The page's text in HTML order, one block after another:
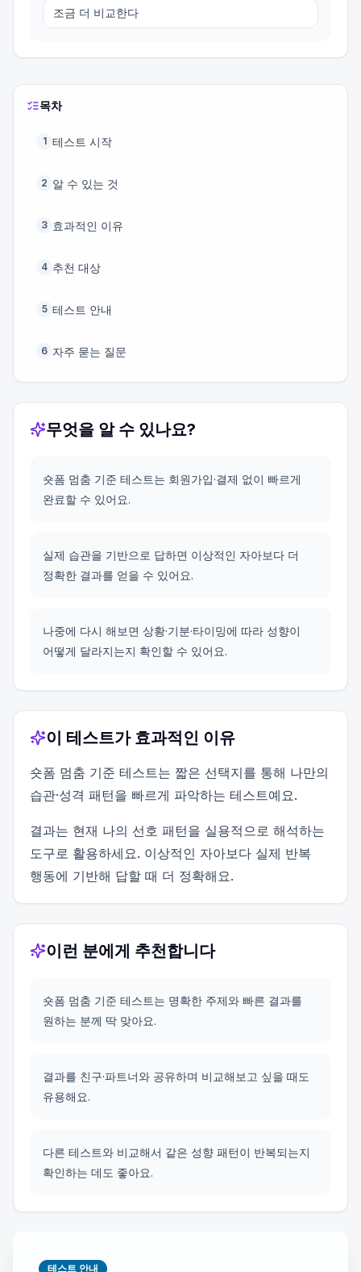
조금 더 비교한다
목차
1 테스트 시작
2 알 수 있는 것
3 효과적인 이유
4 추천 대상
5 테스트 안내
6 자주 묻는 질문
무엇을 알 수 있나요?
숏폼 멈춤 기준 테스트는 회원가입·결제 없이 빠르게
완료할 수 있어요.
실제 습관을 기반으로 답하면 이상적인 자아보다 더
정확한 결과를 얻을 수 있어요.
나중에 다시 해보면 상황·기분·타이밍에 따라 성향이
어떻게 달라지는지 확인할 수 있어요.
이 테스트가 효과적인 이유
숏폼 멈춤 기준 테스트는 짧은 선택지를 통해 나만의
습관·성격 패턴을 빠르게 파악하는 테스트예요.
결과는 현재 나의 선호 패턴을 실용적으로 해석하는
도구로 활용하세요. 이상적인 자아보다 실제 반복
행동에 기반해 답할 때 더 정확해요.
이런 분에게 추천합니다
숏폼 멈춤 기준 테스트는 명확한 주제와 빠른 결과를
원하는 분께 딱 맞아요.
결과를 친구·파트너와 공유하며 비교해보고 싶을 때도
유용해요.
다른 테스트와 비교해서 같은 성향 패턴이 반복되는지
확인하는 데도 좋아요.
테스트 안내